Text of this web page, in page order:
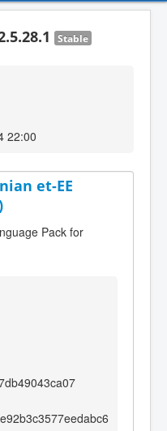
Stable
22:00
et-EE
Pack for